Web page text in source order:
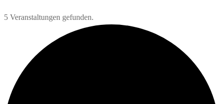
5 Veranstaltungen gefunden.